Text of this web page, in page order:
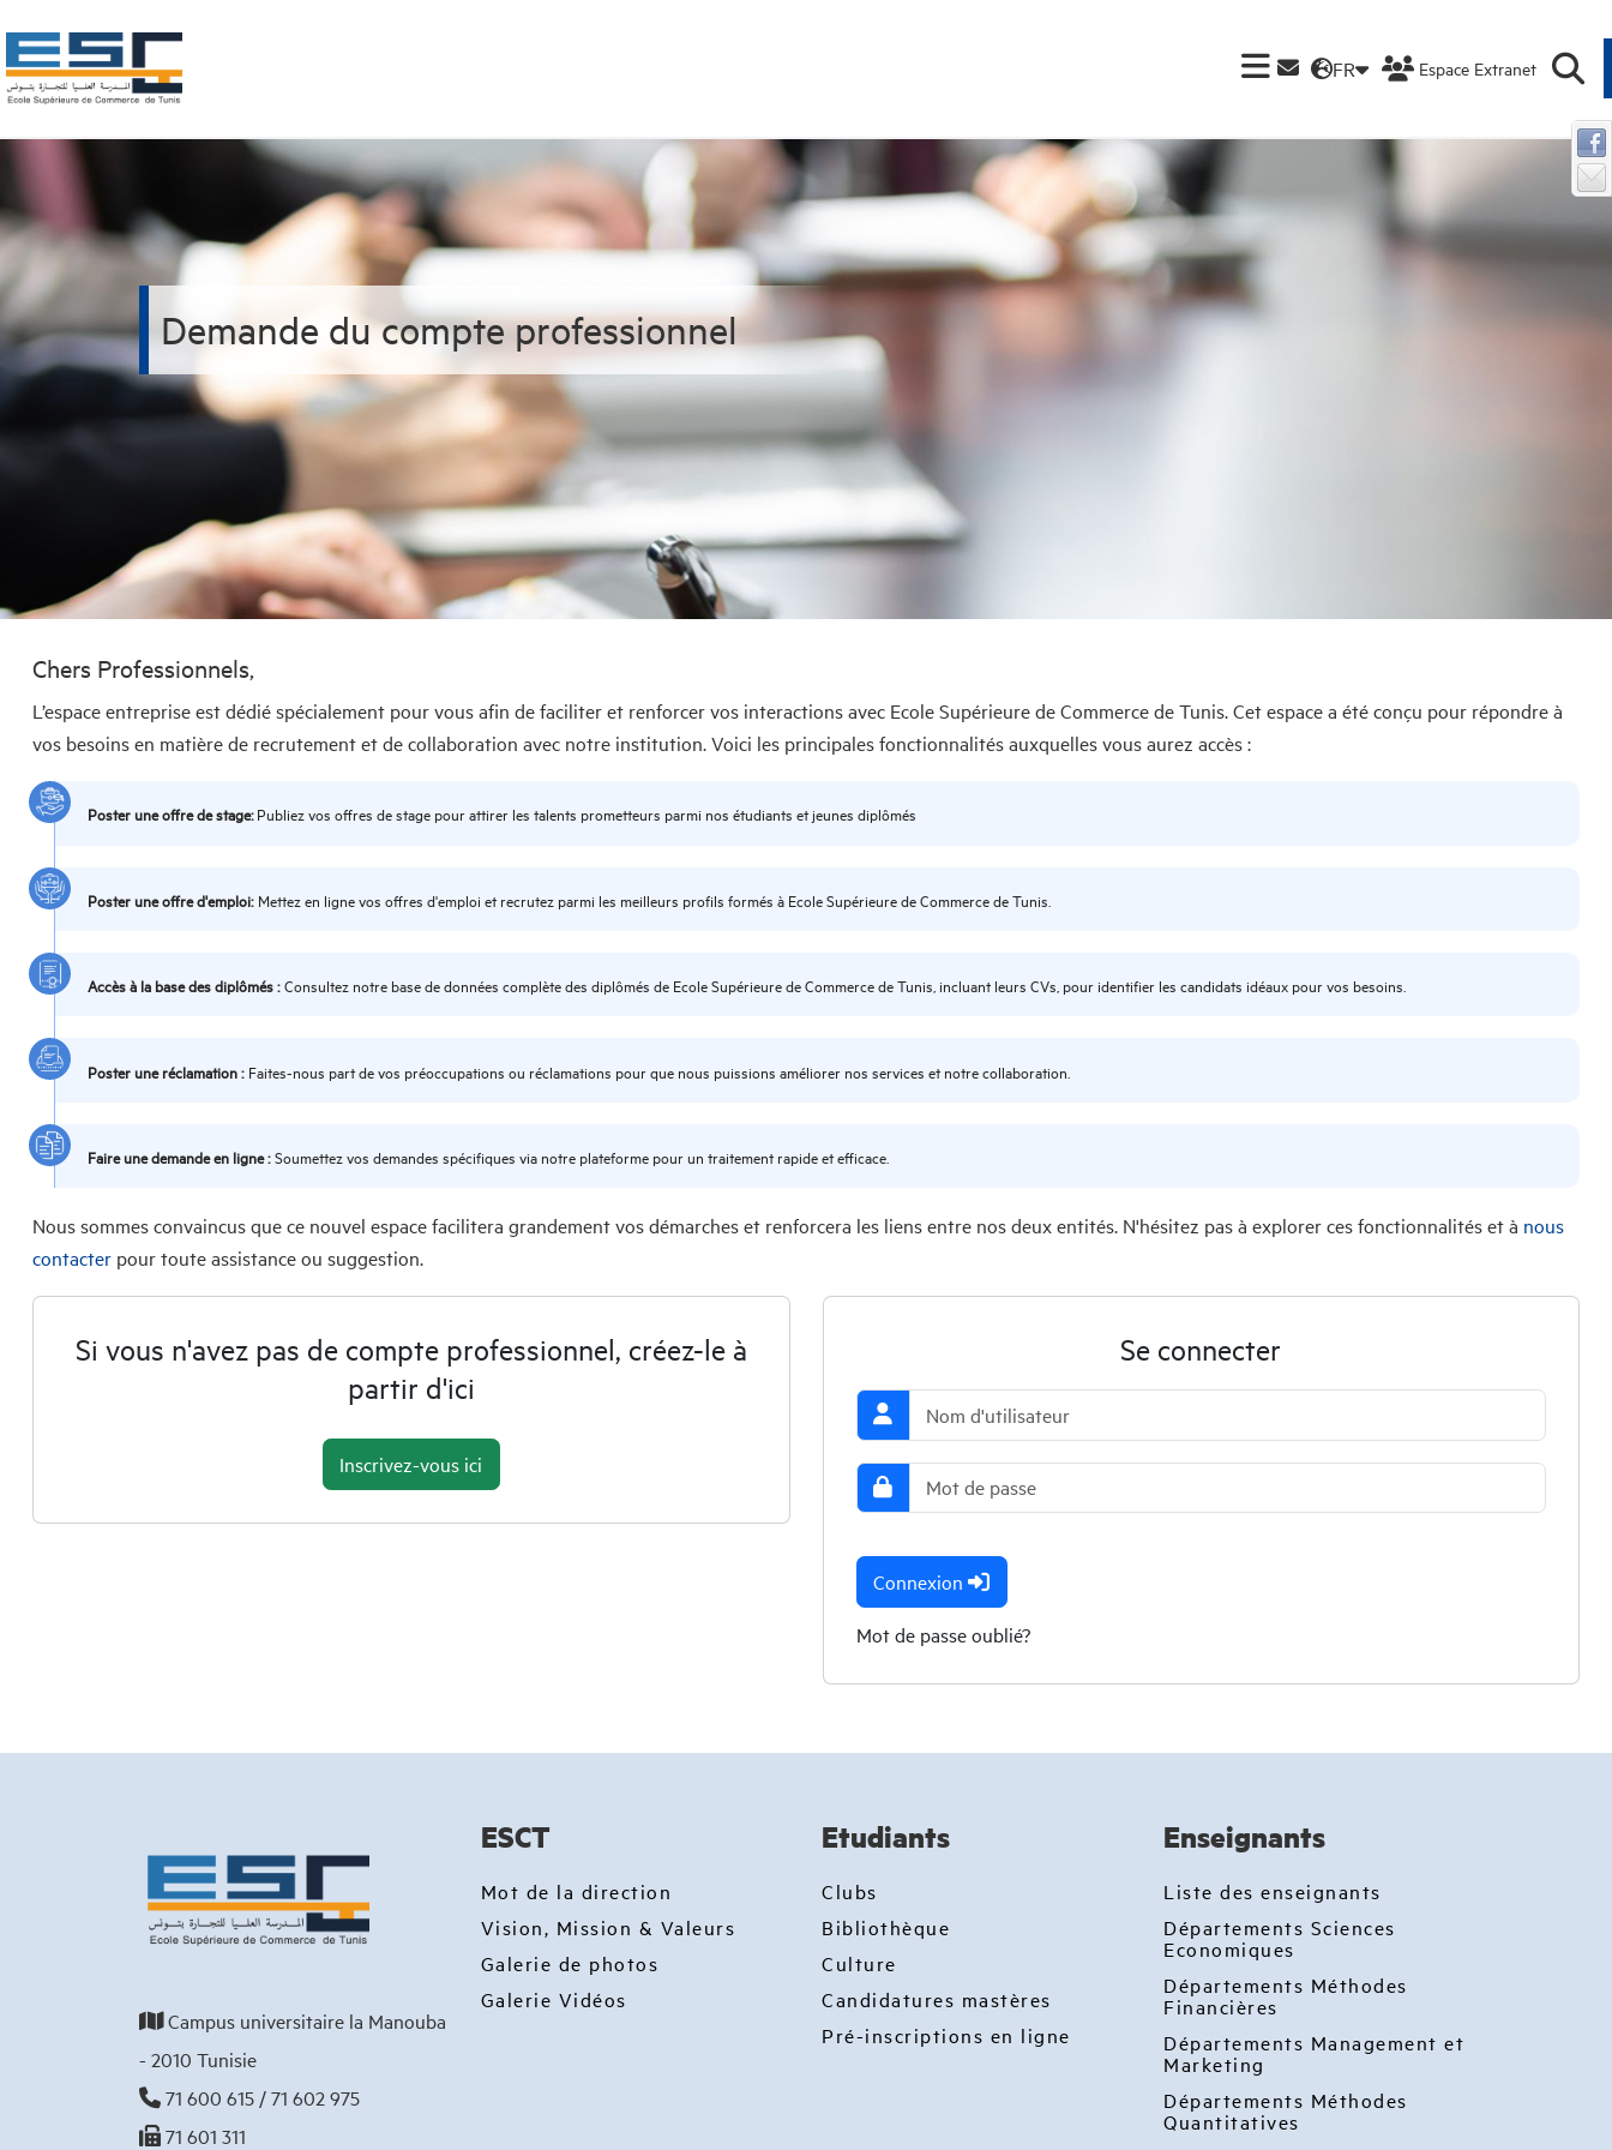
FR Espace Extranet
Demande du compte professionnel
Chers Professionnels,
L’espace entreprise est dédié spécialement pour vous afin de faciliter et renforcer vos interactions avec Ecole Supérieure de Commerce de Tunis. Cet espace a été conçu pour répondre à
vos besoins en matière de recrutement et de collaboration avec notre institution. Voici les principales fonctionnalités auxquelles vous aurez accès :
Poster une offre de stage: Publiez vos offres de stage pour attirer les talents prometteurs parmi nos étudiants et jeunes diplômés
Poster une offre d'emploi: Mettez en ligne vos offres d'emploi et recrutez parmi les meilleurs profils formés à Ecole Supérieure de Commerce de Tunis.
Accès à la base des diplômés : Consultez notre base de données complète des diplômés de Ecole Supérieure de Commerce de Tunis, incluant leurs CVs, pour identifier les candidats idéaux pour vos besoins.
Poster une réclamation : Faites-nous part de vos préoccupations ou réclamations pour que nous puissions améliorer nos services et notre collaboration.
Faire une demande en ligne : Soumettez vos demandes spécifiques via notre plateforme pour un traitement rapide et efficace.
Nous sommes convaincus que ce nouvel espace facilitera grandement vos démarches et renforcera les liens entre nos deux entités. N'hésitez pas à explorer ces fonctionnalités et à nous
contacter pour toute assistance ou suggestion.
Si vous n'avez pas de compte professionnel, créez-le à
partir d'ici
Inscrivez-vous ici
Se connecter
Connexion
Mot de passe oublié?
Campus universitaire la Manouba
- 2010 Tunisie
71 600 615 / 71 602 975
71 601 311
ESCT
Mot de la direction
Vision, Mission & Valeurs
Galerie de photos
Galerie Vidéos
Etudiants
Clubs
Bibliothèque
Culture
Candidatures mastères
Pré-inscriptions en ligne
Enseignants
Liste des enseignants
Départements Sciences
Economiques
Départements Méthodes
Financières
Départements Management et
Marketing
Départements Méthodes
Quantitatives